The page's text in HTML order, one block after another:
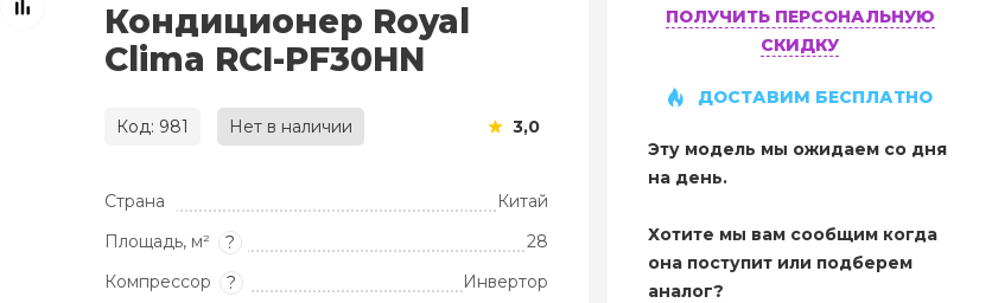
Кондиционер Royal
Clima RCI-PF30HN
Код: 981 Нет в наличии 3,0
Страна
Китай
Площадь, м²
?
28
Компрессор
?
Инвертор
ПОЛУЧИТЬ ПЕРСОНАЛЬНУЮ
СКИДКУ
ДОСТАВИМ БЕСПЛАТНО
Эту модель мы ожидаем со дня
на день.
Хотите мы вам сообщим когда
она поступит или подберем
аналог?